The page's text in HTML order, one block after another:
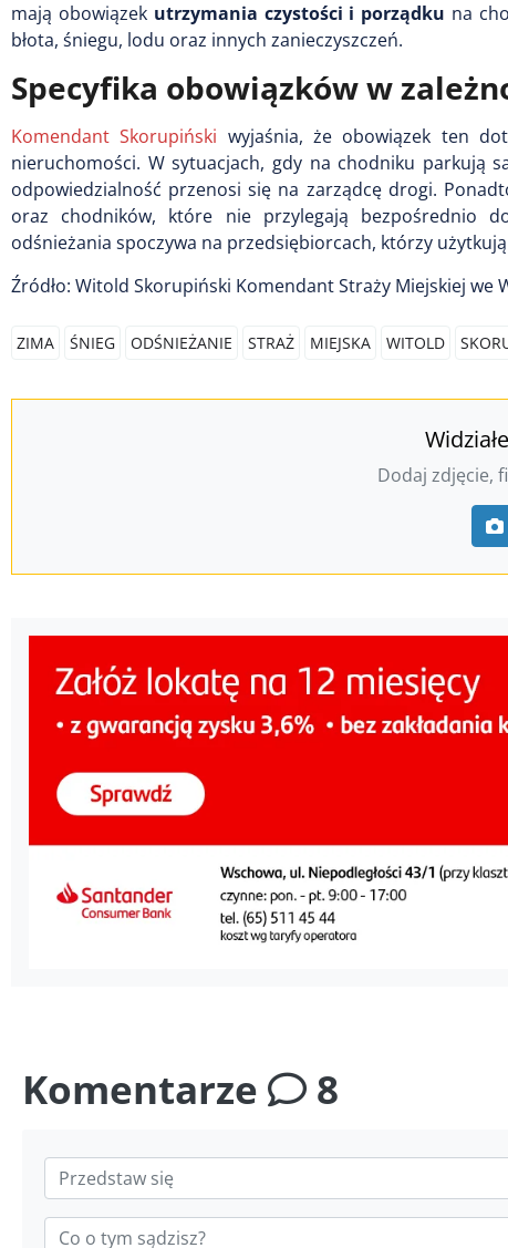
mają obowiązek utrzymania czystości i porządku na
błota, śniegu, lodu oraz innych zanieczyszczeń.
Specyfika obowiązków w
Komendant Skorupiński wyjaśnia, że obowiązek ten
nieruchomości. W sytuacjach, gdy na chodniku parkują
odpowiedzialność przenosi się na zarządcę drogi.
oraz chodników, które nie przylegają bezpośrednio
odśnieżania spoczywa na przedsiębiorcach, którzy
Źródło: Witold Skorupiński Komendant Straży Miejskiej we
ZIMA ŚNIEG ODŚNIEŻANIE STRAŻ MIEJSKA WITOLD
Dodaj zdjęcie,
Komentarze 8